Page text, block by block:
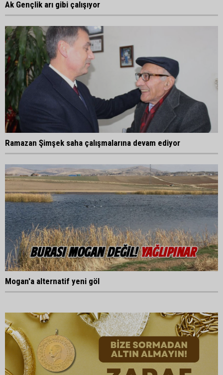
Ak Gençlik arı gibi çalışıyor
Ramazan Şimşek saha çalışmalarına devam ediyor
Mogan'a alternatif yeni göl